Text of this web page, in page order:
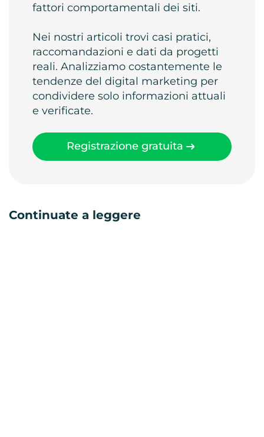
fattori comportamentali dei siti.
Nei nostri articoli trovi casi pratici,
raccomandazioni e dati da progetti
reali. Analizziamo costantemente le
tendenze del digital marketing per
condividere solo informazioni attuali
e verificate.
Registrazione gratuita
Continuate a leggere